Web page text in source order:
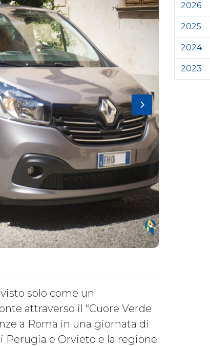
solo come un
attraverso il “Cuore Verde
a Roma in una giornata di
Perugia e Orvieto e la regione
2026
2025
2024
2023